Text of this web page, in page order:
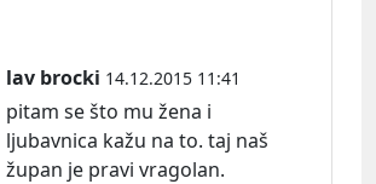
lav brocki 14.12.2015 11:41
pitam se što mu žena i
ljubavnica kažu na to. taj naš
župan je pravi vragolan.